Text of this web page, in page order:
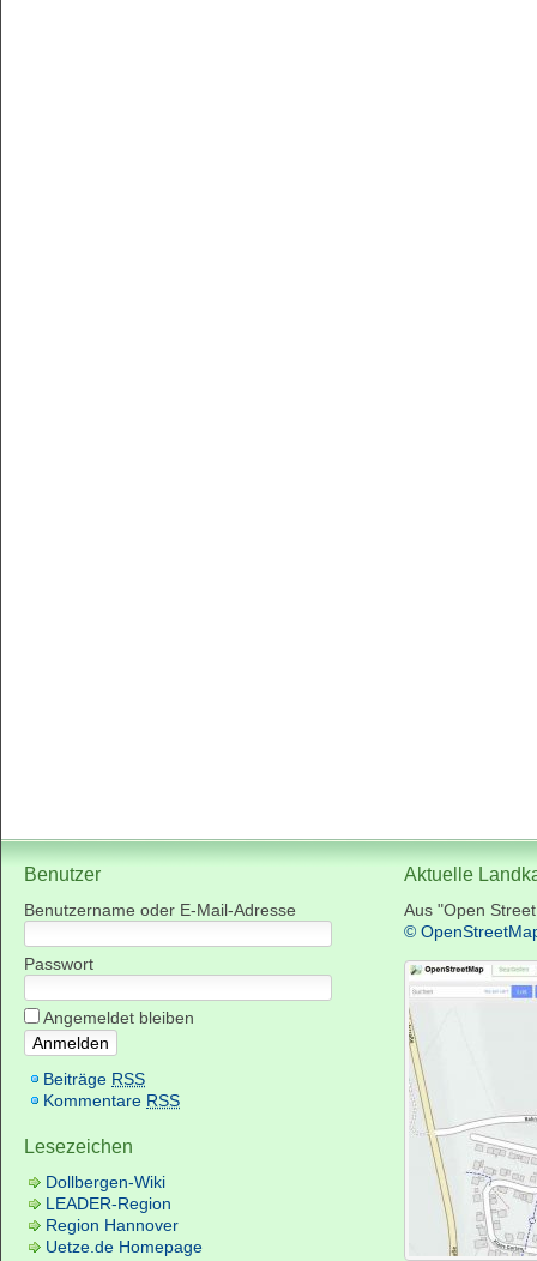
Benutzer
Benutzername oder E-Mail-Adresse
Passwort
Angemeldet bleiben
Beiträge RSS
Kommentare RSS
Lesezeichen
Dollbergen-Wiki
LEADER-Region
Region Hannover
Uetze.de Homepage
Aktuelle
Aus "Open
©